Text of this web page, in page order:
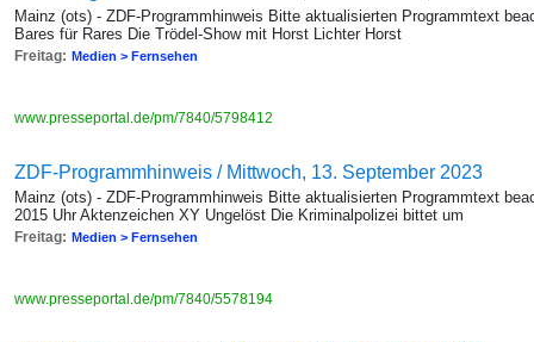
Mainz (ots) - ZDF-Programmhinweis Bitte aktualisierten Programmtext
Bares für Rares Die Trödel-Show mit Horst Lichter Horst
Freitag: Medien > Fernsehen
www.presseportal.de/pm/7840/5798412
ZDF-Programmhinweis / Mittwoch, 13. September 2023
Mainz (ots) - ZDF-Programmhinweis Bitte aktualisierten Programmtext
2015 Uhr Aktenzeichen XY Ungelöst Die Kriminalpolizei bittet um
Freitag: Medien > Fernsehen
www.presseportal.de/pm/7840/5578194